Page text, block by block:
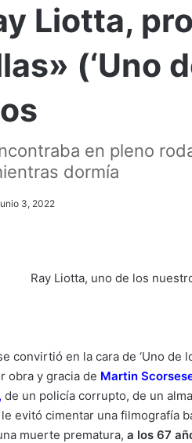
Liotta,
(‘Uno
en pleno
dormía
3, 2022
convirtió en la cara de ‘Uno de
obra y gracia de Martin
, de un policía corrupto, de un
le evitó cimentar una filmografía
muerte prematura, a los 67